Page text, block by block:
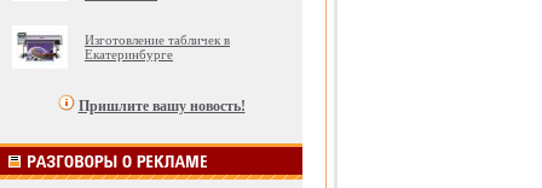
Изготовление табличек в
Екатеринбурге
Пришлите вашу новость!